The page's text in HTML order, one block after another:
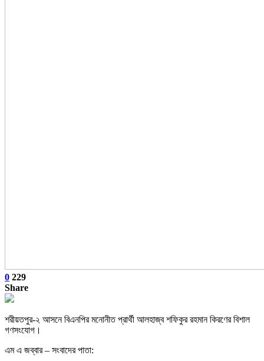
0 229
Share
শরীয়তপুর-২ আসনে বিএনপির মনোনীত প্রার্থী আলহাজ্ব শফিকুর রহমান কিরণের বিশাল
গণসংযোগ।
এম এ জব্বার – সংবাদের পাতা: